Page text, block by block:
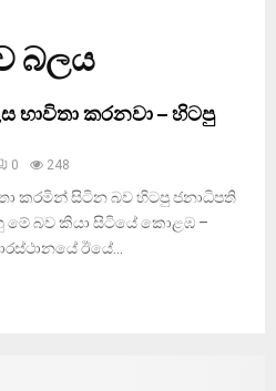
බලය
භාවිතා කරනවා – හිටපු
0 248
කරමින් සිටින බව හිටපු ජනාධිපති
මේ බව කියා සිටියේ කොළඹ –
ඊයේ...